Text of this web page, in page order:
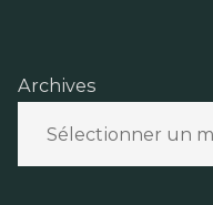
Archives